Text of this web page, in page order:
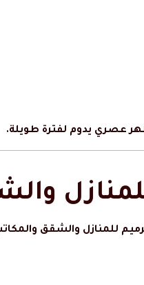
عصري يدوم لفترة طويلة.
للمنازل والشقق